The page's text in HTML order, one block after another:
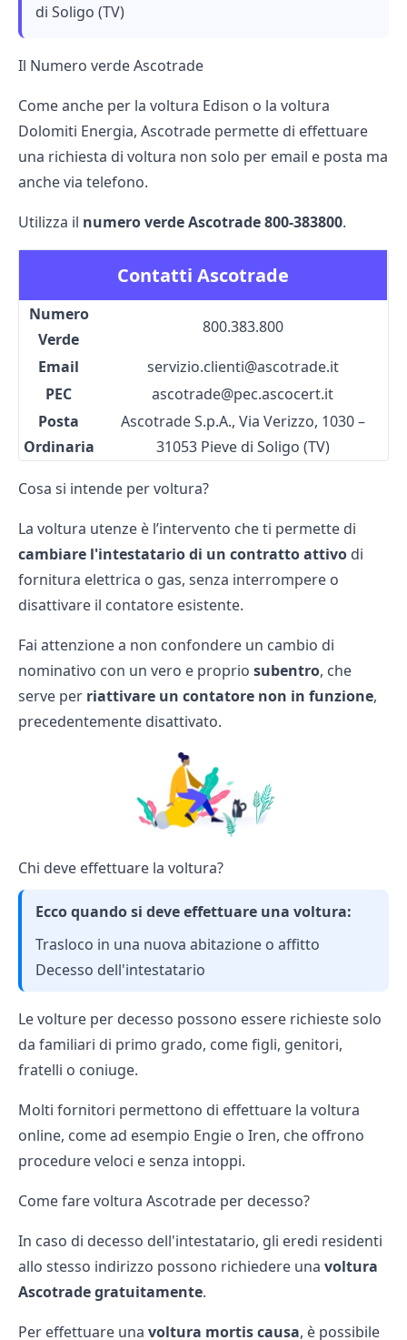
di Soligo (TV)
Il Numero verde Ascotrade
Come anche per la voltura Edison o la voltura
Dolomiti Energia, Ascotrade permette di effettuare
una richiesta di voltura non solo per email e posta ma
anche via telefono.
Utilizza il numero verde Ascotrade 800-383800.
Contatti Ascotrade
Numero
Verde
800.383.800
Email
servizio.clienti@ascotrade.it
PEC
ascotrade@pec.ascocert.it
Posta
Ordinaria
Ascotrade S.p.A., Via Verizzo, 1030 –
31053 Pieve di Soligo (TV)
Cosa si intende per voltura?
La voltura utenze è l’intervento che ti permette di
cambiare l'intestatario di un contratto attivo di
fornitura elettrica o gas, senza interrompere o
disattivare il contatore esistente.
Fai attenzione a non confondere un cambio di
nominativo con un vero e proprio subentro, che
serve per riattivare un contatore non in funzione,
precedentemente disattivato.
Chi deve effettuare la voltura?
Ecco quando si deve effettuare una voltura:
Trasloco in una nuova abitazione o affitto
Decesso dell'intestatario
Le volture per decesso possono essere richieste solo
da familiari di primo grado, come figli, genitori,
fratelli o coniuge.
Molti fornitori permettono di effettuare la voltura
online, come ad esempio Engie o Iren, che offrono
procedure veloci e senza intoppi.
Come fare voltura Ascotrade per decesso?
In caso di decesso dell'intestatario, gli eredi residenti
allo stesso indirizzo possono richiedere una voltura
Ascotrade gratuitamente.
Per effettuare una voltura mortis causa, è possibile